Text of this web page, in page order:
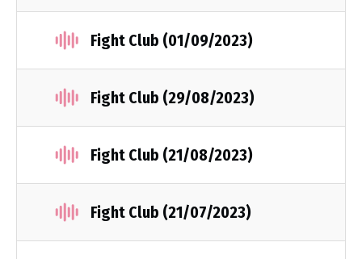
Fight Club (01/09/2023)
Fight Club (29/08/2023)
Fight Club (21/08/2023)
Fight Club (21/07/2023)